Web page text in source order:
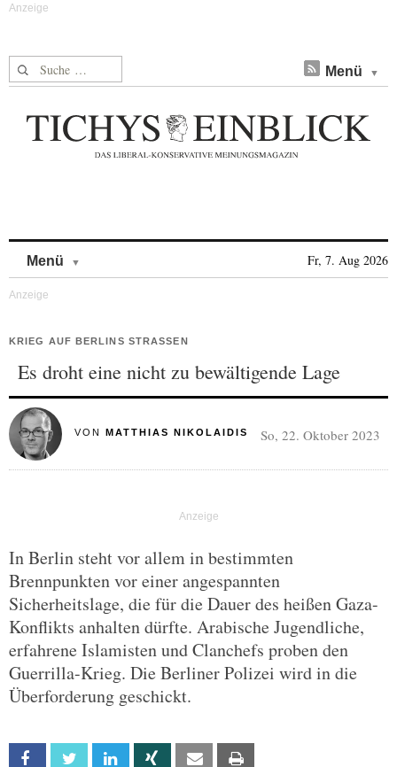
Suche nach: Menü
Menü Fr, 7. Aug 2026
KRIEG AUF BERLINS STRASSEN
Es droht eine nicht zu bewältigende Lage
VON MATTHIAS NIKOLAIDIS So, 22. Oktober 2023
In Berlin steht vor allem in bestimmten
Brennpunkten vor einer angespannten
Sicherheitslage, die für die Dauer des heißen Gaza-
Konflikts anhalten dürfte. Arabische Jugendliche,
erfahrene Islamisten und Clanchefs proben den
Guerrilla-Krieg. Die Berliner Polizei wird in die
Überforderung geschickt.
Facebook Twitter Linkedin Xing Email